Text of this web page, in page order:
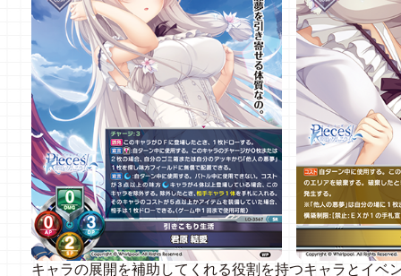
キャラの展開を補助してくれる役割を持つキャラとイベ